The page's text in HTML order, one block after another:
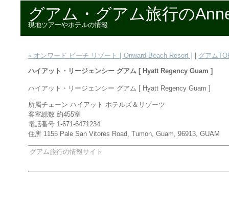
グアム・グアム旅行の
現地ツアーやホテルの情報
« オンワード ビーチ リゾート [ Onward Beach Resort ]
グアム
ハイアット・リージェンシー グアム [ Hyatt Regency Guam ]
ハイアット・リージェンシー グアム [ Hyatt Regency Guam ]
所属チェーン ハイアット ホテルズ＆リゾーツ
客室総数 約455室
電話番号 1-671-6471234
住所 1155 Pale San Vitores Road, Tumon, Guam, 96913, GUAM
グアム旅行の情報サイト